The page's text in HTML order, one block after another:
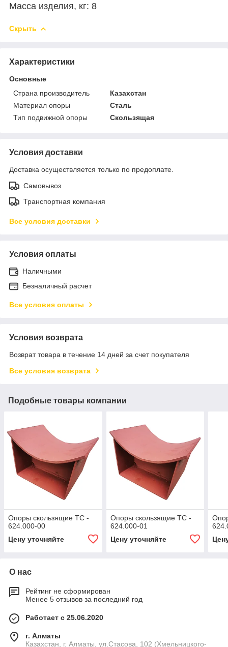
Масса изделия, кг: 8
Скрыть
Характеристики
Основные
Страна производитель
Казахстан
Материал опоры
Сталь
Тип подвижной опоры
Скользящая
Условия доставки
Доставка осуществляется только по предоплате.
Самовывоз
Транспортная компания
Все условия доставки
Условия оплаты
Наличными
Безналичный расчет
Все условия оплаты
Условия возврата
Возврат товара в течение 14 дней за счет покупателя
Все условия возврата
Подобные товары компании
Опоры скользящие ТС -
624.000-00
Цену уточняйте
Опоры скользящие ТС -
624.000-01
Цену уточняйте
О нас
Рейтинг не сформирован
Менее 5 отзывов за последний год
Работает с 25.06.2020
г. Алматы
Казахстан, г. Алматы, ул.Стасова, 102 (Хмельницкого-